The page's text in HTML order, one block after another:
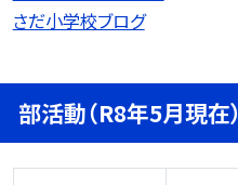
さだ小学校ブログ
部活動（R8年5月現在）